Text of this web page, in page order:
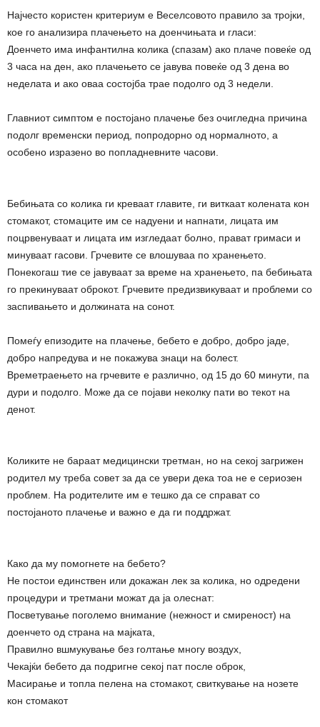
Најчесто користен критериум е Веселсовото правило за тројки,
кое го анализира плачењето на доенчињата и гласи:
Доенчето има инфантилна колика (спазам) ако плаче повеќе од
3 часа на ден, ако плачењето се јавува повеќе од 3 дена во
неделата и ако оваа состојба трае подолго од 3 недели.
Главниот симптом е постојано плачење без очигледна причина
подолг временски период, попродорно од нормалното, а
особено изразено во попладневните часови.
Бебињата со колика ги креваат главите, ги виткаат колената кон
стомакот, стомаците им се надуени и напнати, лицата им
поцрвенуваат и лицата им изгледаат болно, прават гримаси и
минуваат гасови. Грчевите се влошуваа по хранењето.
Понекогаш тие се јавуваат за време на хранењето, па бебињата
го прекинуваат оброкот. Грчевите предизвикуваат и проблеми со
заспивањето и должината на сонот.
Помеѓу епизодите на плачење, бебето е добро, добро јаде,
добро напредува и не покажува знаци на болест.
Времетраењето на грчевите е различно, од 15 до 60 минути, па
дури и подолго. Може да се појави неколку пати во текот на
денот.
Коликите не бараат медицински третман, но на секој загрижен
родител му треба совет за да се увери дека тоа не е сериозен
проблем. На родителите им е тешко да се справат со
постојаното плачење и важно е да ги поддржат.
Како да му помогнете на бебето?
Не постои единствен или докажан лек за колика, но одредени
процедури и третмани можат да ја олеснат:
Посветување поголемо внимание (нежност и смиреност) на
доенчето од страна на мајката,
Правилно вшмукување без голтање многу воздух,
Чекајќи бебето да подригне секој пат после оброк,
Масирање и топла пелена на стомакот, свиткување на нозете
кон стомакот